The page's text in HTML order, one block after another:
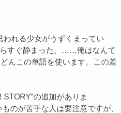
れる少女がうずくまってい
らすぐ静まった。……俺はなんて
んこの単語を使います。この差
の追加がありま
のが苦手な人は要注意ですが、